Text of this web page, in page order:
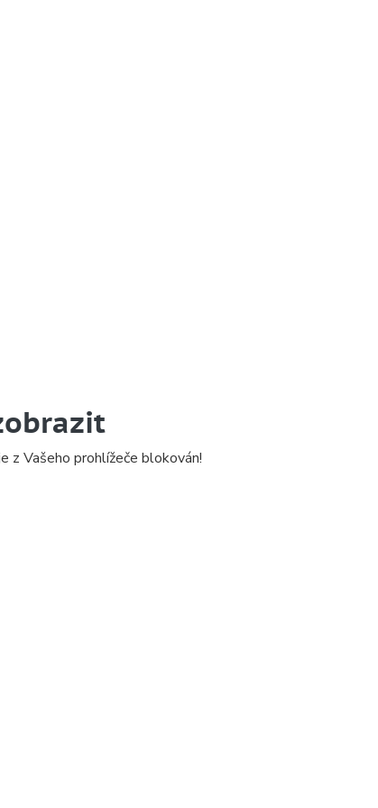
z Vašeho prohlížeče blokován!